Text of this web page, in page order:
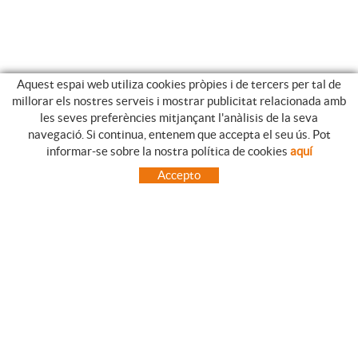
GUIA DE COMPRA
COM UTILITZAR LA NOSTRE BOTIGA ON-LINE
PREGUNTES FREQÜENTS
Aquest espai web utiliza cookies pròpies i de tercers per tal de
millorar els nostres serveis i mostrar publicitat relacionada amb
les seves preferències mitjançant l'anàlisis de la seva
navegació. Si continua, entenem que accepta el seu ús. Pot
informar-se sobre la nostra política de cookies aquí
Accepto